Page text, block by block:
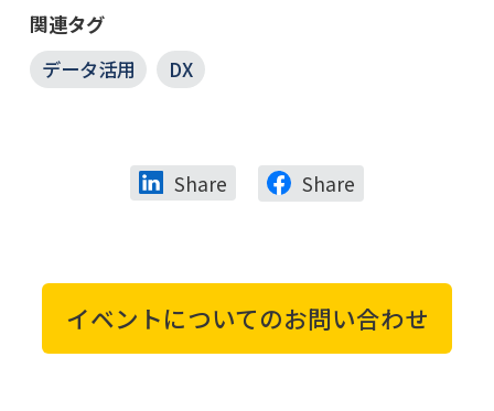
関連タグ
データ活用
DX
Share Share
イベントについてのお問い合わせ